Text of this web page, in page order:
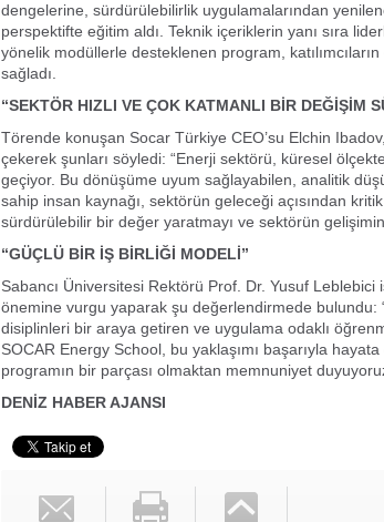
dengelerine, sürdürülebilirlik uygulamalarından
perspektifte eğitim aldı. Teknik içeriklerin yanı sıra
yönelik modüllerle desteklenen program,
sağladı.
“SEKTÖR HIZLI VE ÇOK KATMANLI BİR DEĞİŞİM
Törende konuşan Socar Türkiye CEO’su Elchin
çekerek şunları söyledi: “Enerji sektörü, küresel
geçiyor. Bu dönüşüme uyum sağlayabilen, analitik
sahip insan kaynağı, sektörün geleceği açısından
sürdürülebilir bir değer yaratmayı ve sektörün
“GÜÇLÜ BİR İŞ BİRLİĞİ MODELİ”
Sabancı Üniversitesi Rektörü Prof. Dr. Yusuf
önemine vurgu yaparak şu değerlendirmede bulundu:
disiplinleri bir araya getiren ve uygulama odaklı
SOCAR Energy School, bu yaklaşımı başarıyla
programın bir parçası olmaktan memnuniyet
DENİZ HABER AJANSI